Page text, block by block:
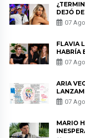
DEJÓ
DE
07
FLAVIA
HABRÍA
DE LAS
07
ARIA
07
MARIO